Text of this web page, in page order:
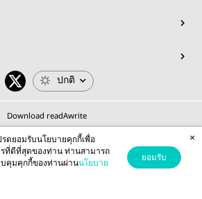
ปกติ
Download readAwrite
by MEB Corporation Public Company Limited
and the Google
ดยอมรับนโยบายคุกกี้เพื่อ
ที่ดีที่สุดของท่าน ท่านสามารถ
คุมคุกกี้ของท่านผ่านนโยบาย
ยอมรับ
×